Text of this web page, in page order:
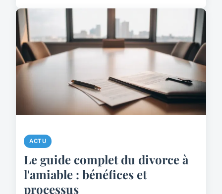
ACTU
Le guide complet du divorce à
l'amiable : bénéfices et
processus